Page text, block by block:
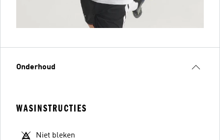
Onderhoud
WASINSTRUCTIES
Niet bleken